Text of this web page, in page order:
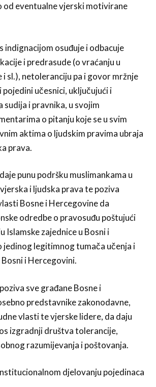
od eventualne vjerski motivirane
indignacijom osuđuje i odbacuje
i predrasude (o vraćanju u
sl.), netoleranciju pa i govor mržnje
pojedini učesnici, uključujući i
sudija i pravnika, u svojim
o pitanju koje se u svim
aktima o ljudskim pravima ubraja
prava.
punu podršku muslimankama u
i ljudska prava te poziva
Bosne i Hercegovine da
odredbe o pravosuđu poštujući
Islamske zajednice u Bosni i
jedinog legitimnog tumača učenja i
i Hercegovini.
sve građane Bosne i
predstavnike zakonodavne,
vlasti te vjerske lidere, da daju
izgradnji društva tolerancije,
razumijevanja i poštovanja.
djelovanju pojedinaca